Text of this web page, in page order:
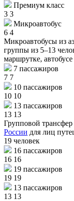
Премиум класс
3 3
Микроавтобус
6 4
Микроавтобусы из
группы из 5–13
маршрутке,
7 пассажиров
7 7
10 пассажиров
10 10
13 пассажиров
13 13
Групповой трансфер
России для лиц
19 человек
16 пассажиров
16 16
19 пассажиров
19 19
13 пассажиров
13 13